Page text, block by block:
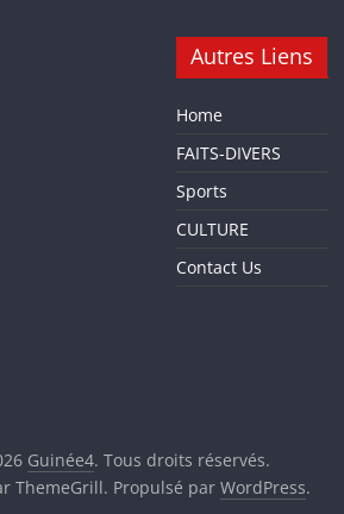
Autres Liens
Home
FAITS-DIVERS
Sports
CULTURE
Contact Us
Guinée4. Tous droits réservés.
ThemeGrill. Propulsé parWordPress.